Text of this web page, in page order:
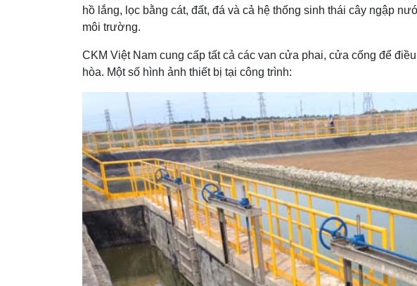
hồ lắng, lọc bằng cát, đất, đá và cả hệ thống sinh thái cây ngập
môi trường.
CKM Việt Nam cung cấp tất cả các van cửa phai, cửa cống để
hòa. Một số hình ảnh thiết bị tại công trình: